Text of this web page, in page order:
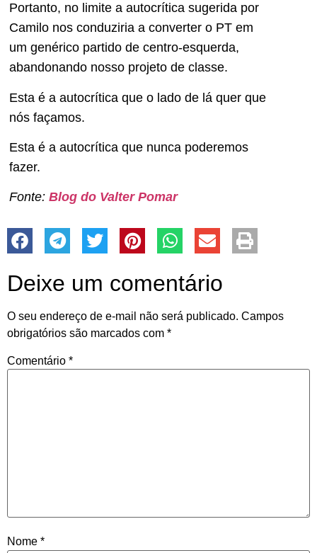
Portanto, no limite a autocrítica sugerida por
Camilo nos conduziria a converter o PT em
um genérico partido de centro-esquerda,
abandonando nosso projeto de classe.
Esta é a autocrítica que o lado de lá quer que
nós façamos.
Esta é a autocrítica que nunca poderemos
fazer.
Fonte: Blog do Valter Pomar
Deixe um comentário
O seu endereço de e-mail não será publicado. Campos
obrigatórios são marcados com *
Comentário *
Nome *